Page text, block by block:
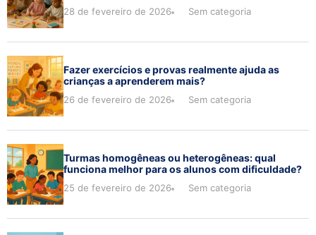
28 de fevereiro de 2026 Sem categoria
Fazer exercícios e provas realmente ajuda as
crianças a aprenderem mais?
26 de fevereiro de 2026 Sem categoria
Turmas homogêneas ou heterogêneas: qual
funciona melhor para os alunos com dificuldade?
25 de fevereiro de 2026 Sem categoria